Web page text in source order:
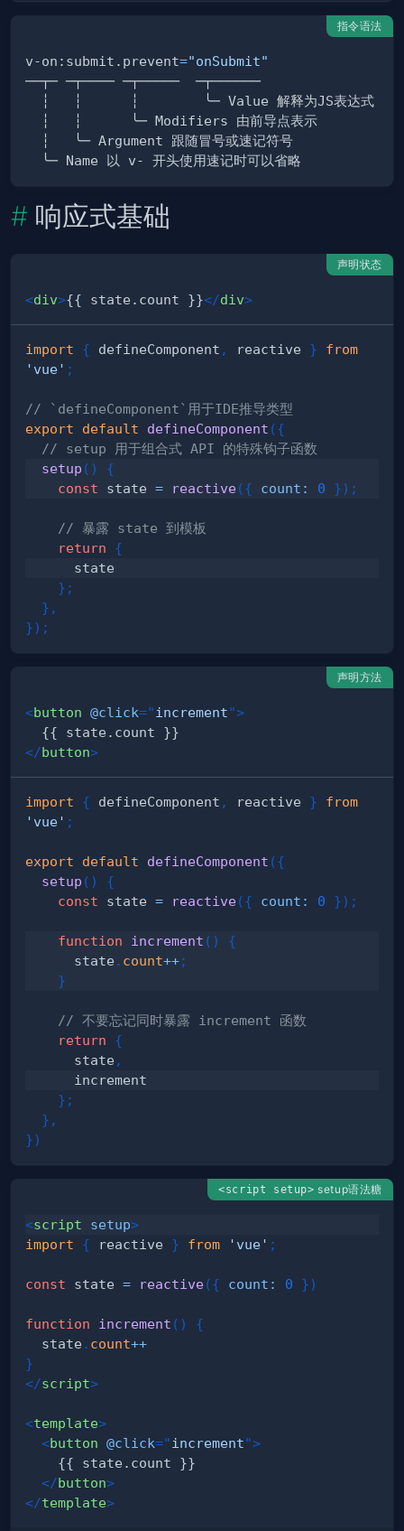
指令语法
v-on:submit.prevent="onSubmit"
响应式基础
声明状态
<div>{{ state.count }}</div>
import { defineComponent , reactive }
from
'vue' ;
// `defineComponent`用于IDE推导类型
export
default defineComponent ({
// setup 用于组合式 API 的特殊钩子函数
setup ( )
{
const state = reactive({ count : 0 }) ;
// 暴露 state 到模板
return
{
} ;
} ,
}) ;
声明方法
<button @click="increment">
</button>
import { defineComponent , reactive }
from
'vue' ;
export default defineComponent ({
setup ( )
{
const state = reactive({ count : 0 }) ;
function increment ( )
{
      state
. count++;
}
// 不要忘记同时暴露 increment 函数
return
{
      state
,
} ;
} ,
})
<script setup> setup语法糖
<script setup>
import
{ reactive } from 'vue' ;
const state = reactive({ count : 0 })
function increment ( )
{
  state
. count++
}
</script>
<template>
<button @click="increment">
</button>
</template>